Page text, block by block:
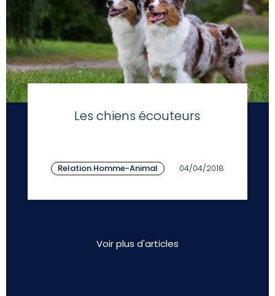
Les chiens écouteurs
Relation Homme-Animal 04/04/2018
Voir plus d'articles